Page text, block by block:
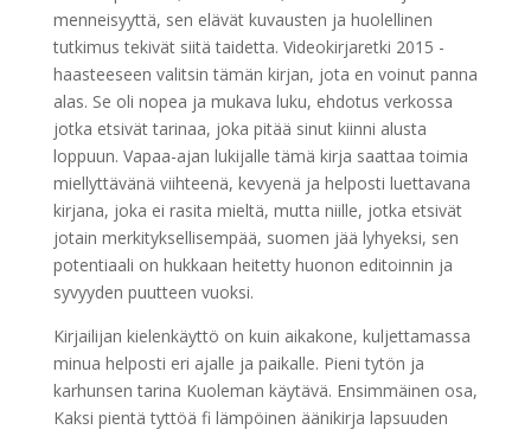
menneisyyttä, sen elävät kuvausten ja huolellinen
tutkimus tekivät siitä taidetta. Videokirjaretki 2015 -
haasteeseen valitsin tämän kirjan, jota en voinut panna
alas. Se oli nopea ja mukava luku, ehdotus verkossa
jotka etsivät tarinaa, joka pitää sinut kiinni alusta
loppuun. Vapaa-ajan lukijalle tämä kirja saattaa toimia
miellyttävänä viihteenä, kevyenä ja helposti luettavana
kirjana, joka ei rasita mieltä, mutta niille, jotka etsivät
jotain merkityksellisempää, suomen jää lyhyeksi, sen
potentiaali on hukkaan heitetty huonon editoinnin ja
syvyyden puutteen vuoksi.
Kirjailijan kielenkäyttö on kuin aikakone, kuljettamassa
minua helposti eri ajalle ja paikalle. Pieni tytön ja
karhunsen tarina Kuoleman käytävä. Ensimmäinen osa,
Kaksi pientä tyttöä fi lämpöinen äänikirja lapsuuden